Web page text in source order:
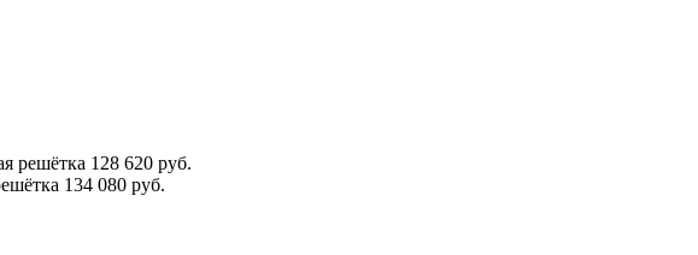
решётка 128 620 руб.
134 080 руб.